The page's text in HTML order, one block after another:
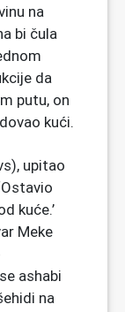
na
bi čula
da
putu, on
kući.
upitao
kuće.’
Meke
ashabi
na